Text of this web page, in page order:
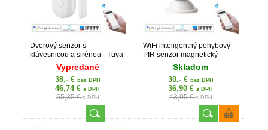
Dverový senzor s
klávesnicou a sirénou - Tuya
Smart LifeVypredané
38,- € bez DPH
46,74 € s DPH
55,35 €s DPH
WiFi inteligentný pohybový
PIR senzor magnetický -
Tuya Smart Life
Skladom
30,- € bez DPH
36,90 € s DPH
43,05 €s DPH